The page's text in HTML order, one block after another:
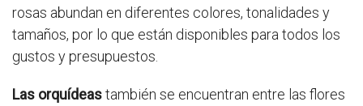
rosas abundan en diferentes colores, tonalidades y
tamaños, por lo que están disponibles para todos los
gustos y presupuestos.
Las orquídeastambién se encuentran entre las flores